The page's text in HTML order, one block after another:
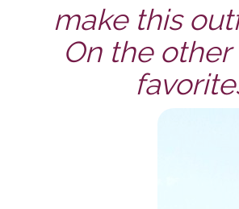
make this
On the